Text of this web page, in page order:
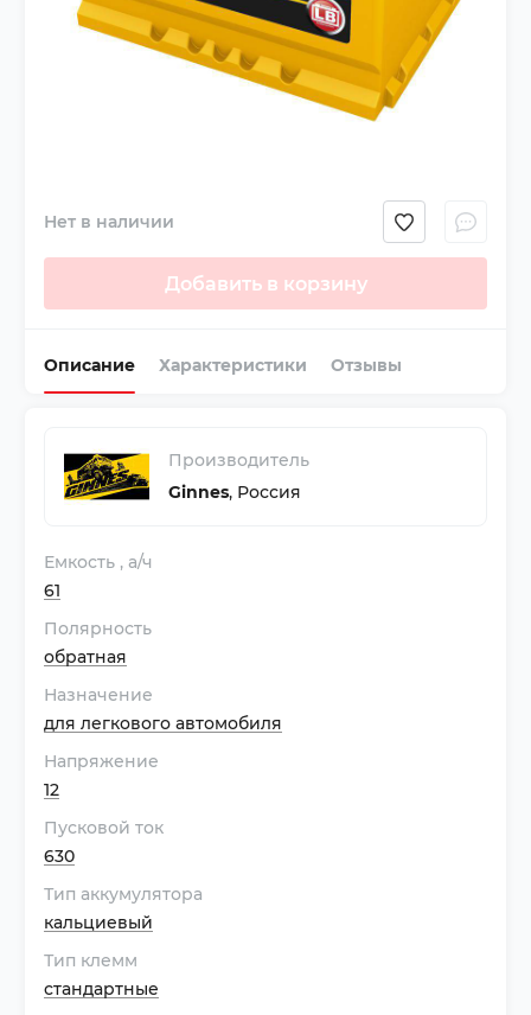
Нет в наличии
Добавить в корзину
Описание Характеристики Отзывы
Производитель
Ginnes, Россия
Емкость , а/ч
61
Полярность
обратная
Назначение
для легкового автомобиля
Напряжение
12
Пусковой ток
630
Тип аккумулятора
кальциевый
Тип клемм
стандартные